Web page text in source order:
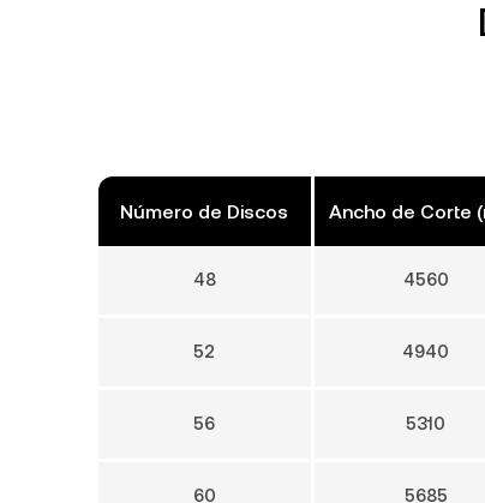
Número de Discos
48
52
56
60
Ancho de Corte
4560
4940
5310
5685